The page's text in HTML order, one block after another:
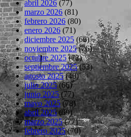
abril 2026 (77)
marzo 2026 (81)
febrero 2026 (80)
enero 2026 (71)
diciembre 2025 (66)
noviembre 2025(76)
octubre 2025(72)
septiembre 2025(53)
agosto 2025(40)
julio 2025(66)
junio 2025(77)
mayo 2025 (78)
abril 2025(69)
marzo 2025(77)
febrero 2025(70)